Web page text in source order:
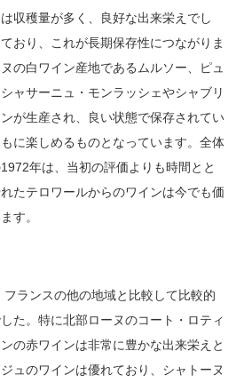
収穫量が多く、良好な出来栄えでし
おり、これが長期保存性につながりま
の白ワイン産地であるムルソー、ピュ
ャサーニュ・モンラッシェやシャブリ
が生産され、良い状態で保存されてい
に楽しめるものとなっています。全体
年は、当初の評価よりも時間とと
たテロワールからのワインは今でも価
す。
ランスの他の地域と比較して比較的
た。特に北部ローヌのコート・ロティ
の赤ワインは非常に豊かな出来栄えと
ュのワインは優れており、シャトーヌ